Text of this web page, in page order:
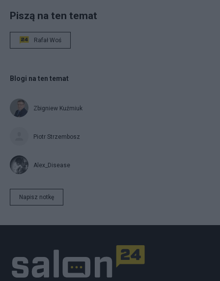
Piszą na ten temat
Rafał Woś
Blogi na ten temat
Zbigniew Kuźmiuk
Piotr Strzembosz
Alex_Disease
Napisz notkę